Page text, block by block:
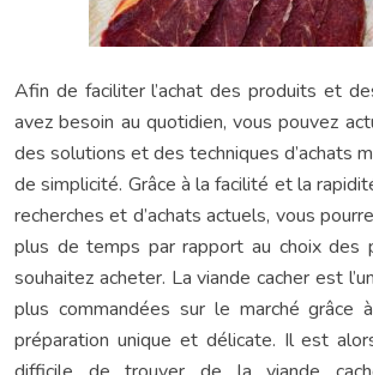
Afin de faciliter l’achat des produits et
avez besoin au quotidien, vous pouvez
des solutions et des techniques d’achats
de simplicité. Grâce à la facilité et la
recherches et d’achats actuels, vous
plus de temps par rapport au choix des
souhaitez acheter. La viande cacher est
plus commandées sur le marché grâce
préparation unique et délicate. Il est